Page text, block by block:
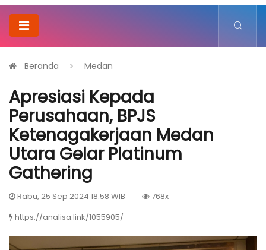
Beranda Medan
Apresiasi Kepada
Perusahaan, BPJS
Ketenagakerjaan Medan
Utara Gelar Platinum
Gathering
Rabu, 25 Sep 2024 18:58 WIB
768x
https://analisa.link/1055905/